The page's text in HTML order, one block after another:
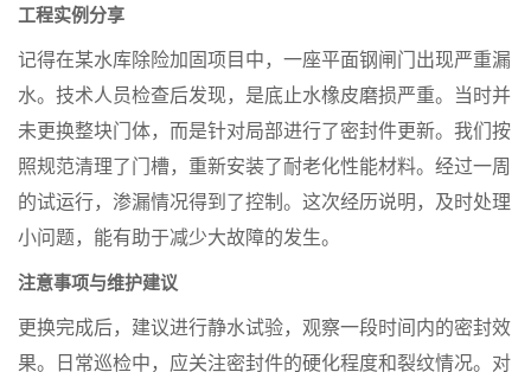
工程实例分享
记得在某水库除险加固项目中，一座平面钢闸门出现严重漏
水。技术人员检查后发现，是底止水橡皮磨损严重。当时并
未更换整块门体，而是针对局部进行了密封件更新。我们按
照规范清理了门槽，重新安装了耐老化性能材料。经过一周
的试运行，渗漏情况得到了控制。这次经历说明，及时处理
小问题，能有助于减少大故障的发生。
注意事项与维护建议
更换完成后，建议进行静水试验，观察一段时间内的密封效
果。日常巡检中，应关注密封件的硬化程度和裂纹情况。对